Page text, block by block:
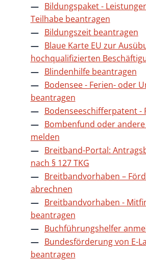
Bildungspaket -
Teilhabe beantragen
Bildungszeit beantragen
Blaue Karte EU zur
hochqualifizierten
Blindenhilfe beantragen
Bodensee - Ferien- oder
beantragen
Bodenseeschifferpatent -
Bombenfund oder
melden
Breitband-Portal:
nach § 127 TKG
Breitbandvorhaben –
abrechnen
Breitbandvorhaben -
beantragen
Buchführungshelfer
Bundesförderung von E-
beantragen